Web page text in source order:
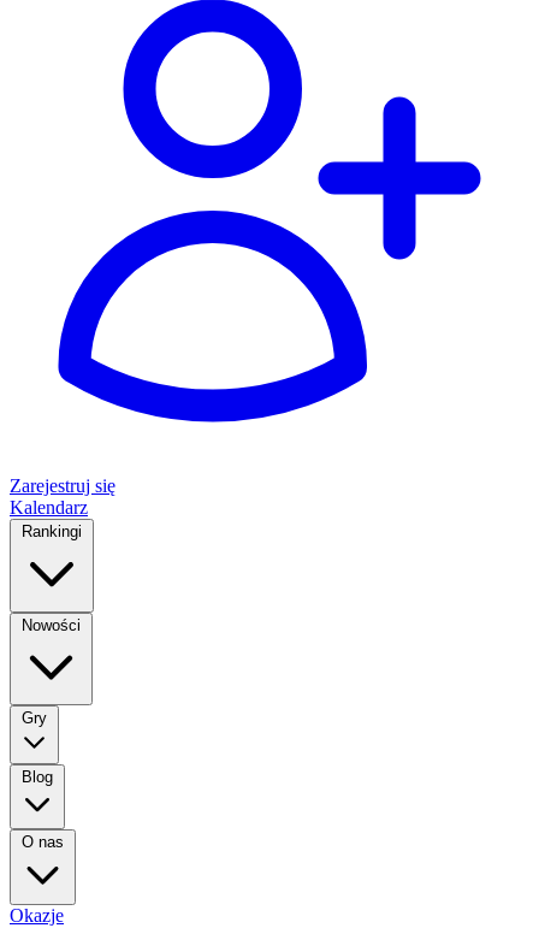
Zarejestruj się
Kalendarz
Rankingi
Nowości
Gry
Blog
O nas
Okazje